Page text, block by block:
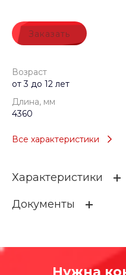
Заказать
Возраст
от 3 до 12 лет
Длина, мм
4360
Все характеристики
Характеристики
Возраст
Документы
Нужна